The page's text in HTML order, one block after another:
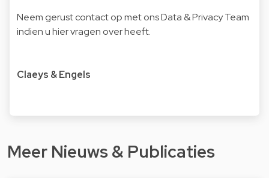
Neem gerust contact op met ons Data & Privacy Team
indien u hier vragen over heeft.
Claeys & Engels
Meer Nieuws & Publicaties